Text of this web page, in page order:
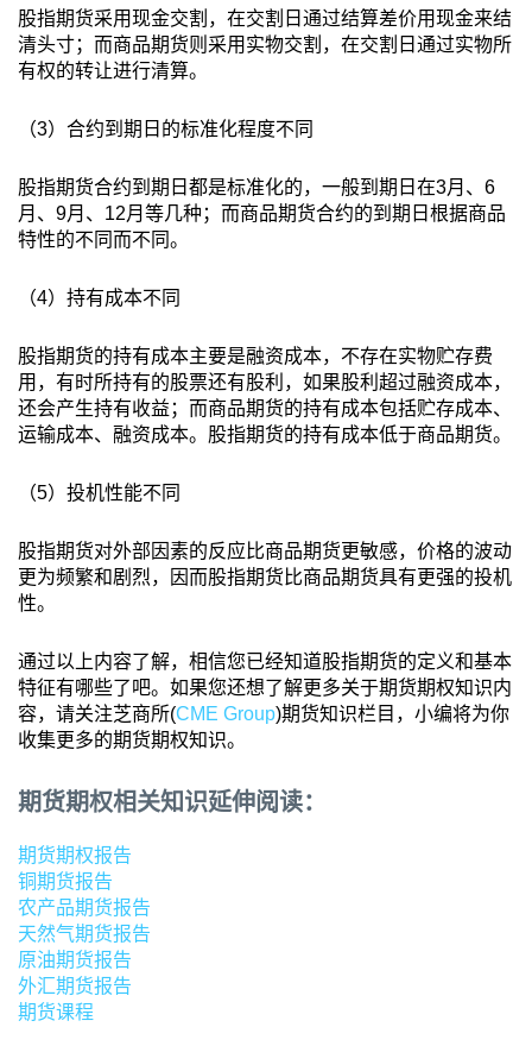
股指期货采用现金交割，在交割日通过结算差价用现金来结
清头寸；而商品期货则采用实物交割，在交割日通过实物所
有权的转让进行清算。
（3）合约到期日的标准化程度不同
股指期货合约到期日都是标准化的，一般到期日在3月、6
月、9月、12月等几种；而商品期货合约的到期日根据商品
特性的不同而不同。
（4）持有成本不同
股指期货的持有成本主要是融资成本，不存在实物贮存费
用，有时所持有的股票还有股利，如果股利超过融资成本，
还会产生持有收益；而商品期货的持有成本包括贮存成本、
运输成本、融资成本。股指期货的持有成本低于商品期货。
（5）投机性能不同
股指期货对外部因素的反应比商品期货更敏感，价格的波动
更为频繁和剧烈，因而股指期货比商品期货具有更强的投机
性。
通过以上内容了解，相信您已经知道股指期货的定义和基本
特征有哪些了吧。如果您还想了解更多关于期货期权知识内
容，请关注芝商所(CME Group)期货知识栏目，小编将为你
收集更多的期货期权知识。
期货期权相关知识延伸阅读：
期货期权报告
铜期货报告
农产品期货报告
天然气期货报告
原油期货报告
外汇期货报告
期货课程